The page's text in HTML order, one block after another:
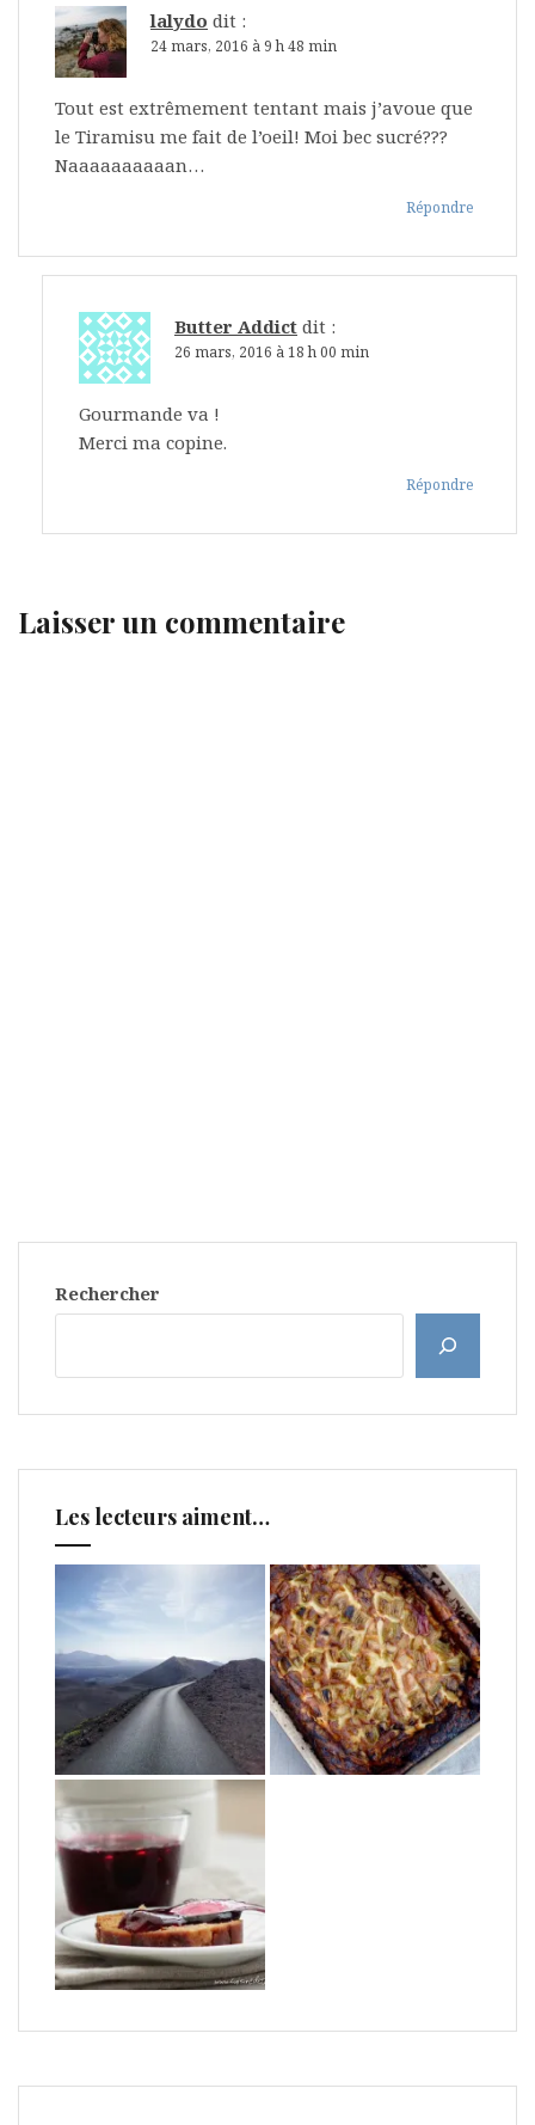
lalydo dit :
24 mars, 2016 à 9 h 48 min
Tout est extrêmement tentant mais j’avoue que
le Tiramisu me fait de l’oeil! Moi bec sucré???
Naaaaaaaaaan…
Répondre
Butter Addict dit :
26 mars, 2016 à 18 h 00 min
Gourmande va !
Merci ma copine.
Répondre
Laisser un commentaire
Rechercher
Les lecteurs aiment…